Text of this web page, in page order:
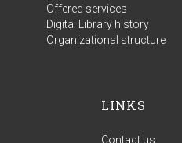
Offered services
Digital Library history
Organizational structure
LINKS
Contact us